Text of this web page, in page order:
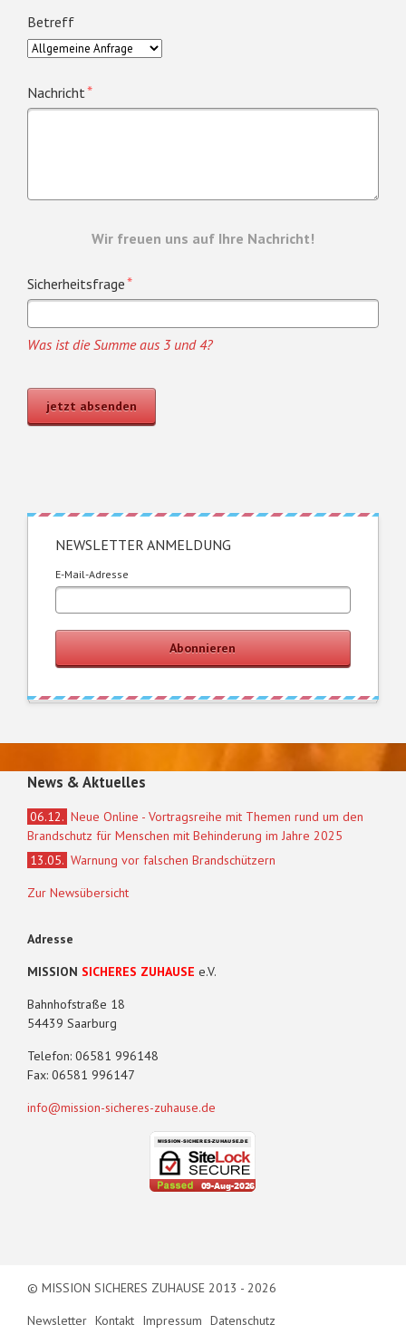
Betreff
Pflichtfeld
Nachricht*
Wir freuen uns auf Ihre Nachricht!
Pflichtfeld
Sicherheitsfrage*Was
ist
die
Summe
3
und
4?
Was ist die Summe aus 3 und 4?
jetzt absenden
NEWSLETTER ANMELDUNG
E-Mail-Adresse
Abonnieren
News & Aktuelles
06.12. Neue Online - Vortragsreihe mit Themen rund um den
Brandschutz für Menschen mit Behinderung im Jahre 2025
13.05. Warnung vor falschen Brandschützern
Zur Newsübersicht
Adresse
MISSION SICHERES ZUHAUSE e.V.
Bahnhofstraße 18
54439 Saarburg
Telefon: 06581 996148
Fax: 06581 996147
info@mission-sicheres-zuhause.de
© MISSION SICHERES ZUHAUSE 2013 - 2026
Newsletter Kontakt Impressum Datenschutz